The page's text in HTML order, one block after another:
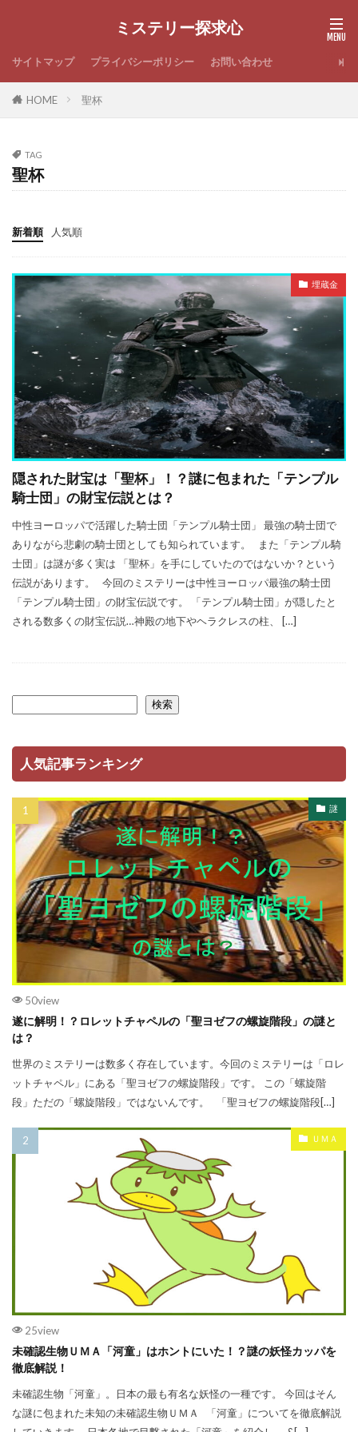
ミステリー探求心
サイトマップ プライバシーポリシー お問い合わせ
HOME 聖杯
TAG
聖杯
新着順 人気順
埋蔵金
隠された財宝は「聖杯」！？謎に包まれた「テンプル
騎士団」の財宝伝説とは？
中性ヨーロッパで活躍した騎士団「テンプル騎士団」 最強の騎士団で
ありながら悲劇の騎士団としても知られています。 また「テンプル騎
士団」は謎が多く実は 「聖杯」を手にしていたのではないか？という
伝説があります。 今回のミステリーは中性ヨーロッパ最強の騎士団
「テンプル騎士団」の財宝伝説です。 「テンプル騎士団」が隠したと
される数多くの財宝伝説…神殿の地下やヘラクレスの柱、 […]
検索
人気記事ランキング
謎
50view
遂に解明！？ロレットチャペルの「聖ヨゼフの螺旋階段」の謎と
は？
世界のミステリーは数多く存在しています。今回のミステリーは「ロレ
ットチャペル」にある「聖ヨゼフの螺旋階段」です。 この「螺旋階
段」ただの「螺旋階段」ではないんです。 「聖ヨゼフの螺旋階段[…]
ＵＭＡ
25view
未確認生物ＵＭＡ「河童」はホントにいた！？謎の妖怪カッパを
徹底解説！
未確認生物「河童」。日本の最も有名な妖怪の一種です。 今回はそん
な謎に包まれた未知の未確認生物ＵＭＡ 「河童」についてを徹底解説